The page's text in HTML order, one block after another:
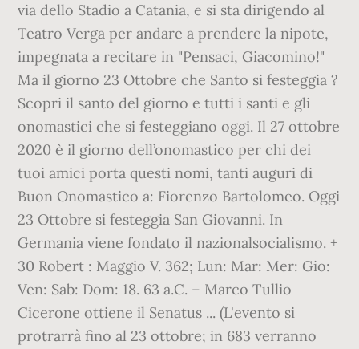
via dello Stadio a Catania, e si sta dirigendo al
Teatro Verga per andare a prendere la nipote,
impegnata a recitare in "Pensaci, Giacomino!"
Ma il giorno 23 Ottobre che Santo si festeggia ?
Scopri il santo del giorno e tutti i santi e gli
onomastici che si festeggiano oggi. Il 27 ottobre
2020 è il giorno dell’onomastico per chi dei
tuoi amici porta questi nomi, tanti auguri di
Buon Onomastico a: Fiorenzo Bartolomeo. Oggi
23 Ottobre si festeggia San Giovanni. In
Germania viene fondato il nazionalsocialismo. +
30 Robert : Maggio V. 362; Lun: Mar: Mer: Gio:
Ven: Sab: Dom: 18. 63 a.C. – Marco Tullio
Cicerone ottiene il Senatus ... (L'evento si
protrarrà fino al 23 ottobre; in 683 verranno